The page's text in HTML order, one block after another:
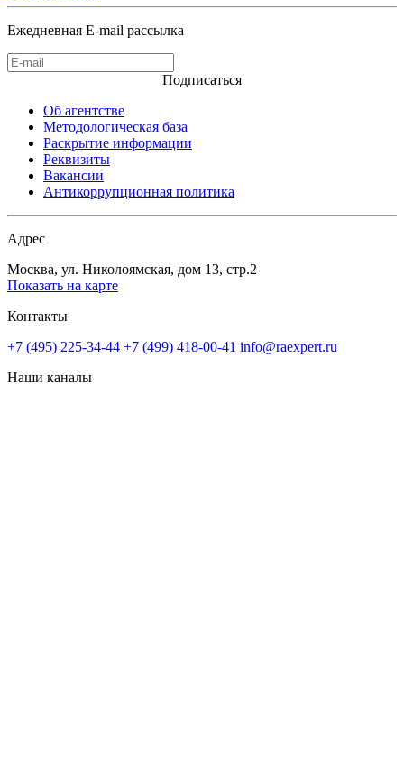
Ежедневная E-mail рассылка
Подписаться
Об агентстве
Методологическая база
Раскрытие информации
Реквизиты
Вакансии
Антикоррупционная политика
Адрес
Москва, ул. Николоямская, дом 13, стр.2
Показать на карте
Контакты
+7 (495) 225-34-44 +7 (499) 418-00-41 info@raexpert.ru
Наши каналы